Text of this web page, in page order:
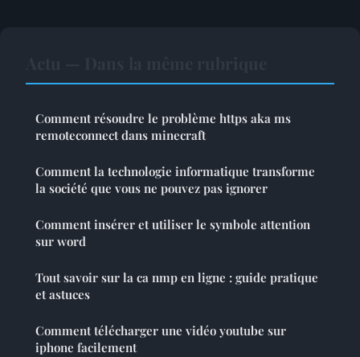
Comment résoudre le problème https aka ms
remoteconnect dans minecraft
Comment la technologie informatique transforme
la société que vous ne pouvez pas ignorer
Comment insérer et utiliser le symbole attention
sur word
Tout savoir sur la ca nmp en ligne : guide pratique
et astuces
Comment télécharger une vidéo youtube sur
iphone facilement